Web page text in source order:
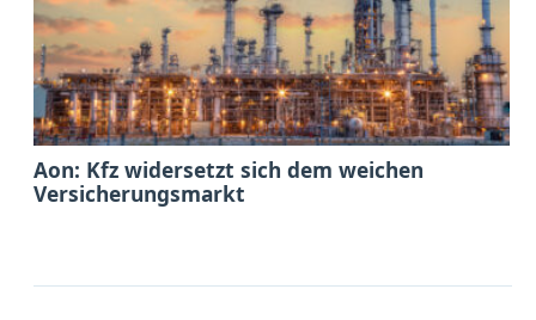
Aon: Kfz widersetzt sich dem weichen
Versicherungsmarkt